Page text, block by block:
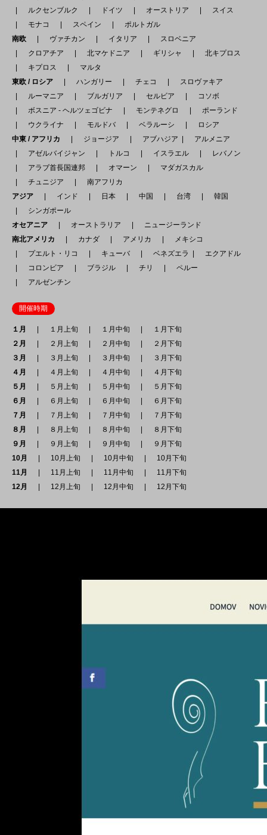
ルクセンブルク
ドイツ オーストリア
スイス
モナコ
スペイン
ポルトガル
南欧
ヴァチカン イタリア
スロベニア
クロアチア
北マケドニア ギリシャ
北キプロス
キプロス
マルタ
東欧 / ロシア
ハンガリー チェコ
スロヴァキア
ルーマニア
ブルガリア セルビア
コソボ
ボスニア - ヘルツェゴビナ
モンテネグロ
ポーランド
ウクライナ
モルドバ ベラルーシ
ロシア
中東 / アフリカ
ジョージア アブハジア
アルメニア
アゼルバイジャン
トルコ イスラエル
レバノン
アラブ首長国連邦
オマーン
マダガスカル
チュニジア
南アフリカ
アジア
インド 日本 中国 台湾
韓国
シンガポール
オセアニア
オーストラリア
ニュージーランド
南北アメリカ
カナダ アメリカ
メキシコ
プエルト・リコ
キューバ ベネズエラ
エクアドル
コロンビア
ブラジル チリ
ペルー
アルゼンチン
開催時期
１月 １月上旬 １月中旬
１月下旬
２月
２月上旬 ２月中旬
２月下旬
３月
３月上旬 ３月中旬
３月下旬
４月
４月上旬 ４月中旬
４月下旬
５月
５月上旬 ５月中旬
５月下旬
６月
６月上旬 ６月中旬
６月下旬
７月
７月上旬 ７月中旬
７月下旬
８月
８月上旬 ８月中旬
８月下旬
９月
９月上旬 ９月中旬
９月下旬
10月
10月上旬 10月中旬
10月下旬
11月
11月上旬 11月中旬
11月下旬
12月
12月上旬 12月中旬 12月下旬